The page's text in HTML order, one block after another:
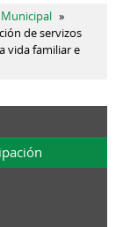
»
de servizos
vida familiar e